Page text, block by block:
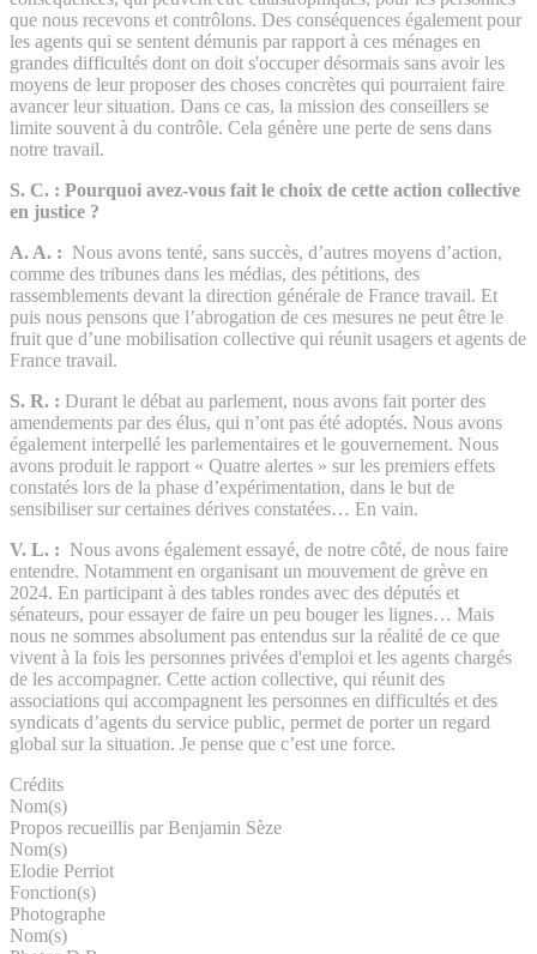
que nous recevons et contrôlons. Des conséquences également pour
les agents qui se sentent démunis par rapport à ces ménages en
grandes difficultés dont on doit s'occuper désormais sans avoir les
moyens de leur proposer des choses concrètes qui pourraient faire
avancer leur situation. Dans ce cas, la mission des conseillers se
limite souvent à du contrôle. Cela génère une perte de sens dans
notre travail.
S. C. : Pourquoi avez-vous fait le choix de cette action collective
en justice ?
A. A. : Nous avons tenté, sans succès, d’autres moyens d’action,
comme des tribunes dans les médias, des pétitions, des
rassemblements devant la direction générale de France travail. Et
puis nous pensons que l’abrogation de ces mesures ne peut être le
fruit que d’une mobilisation collective qui réunit usagers et agents de
France travail.
S. R. : Durant le débat au parlement, nous avons fait porter des
amendements par des élus, qui n’ont pas été adoptés. Nous avons
également interpellé les parlementaires et le gouvernement. Nous
avons produit le rapport « Quatre alertes » sur les premiers effets
constatés lors de la phase d’expérimentation, dans le but de
sensibiliser sur certaines dérives constatées… En vain.
V. L. : Nous avons également essayé, de notre côté, de nous faire
entendre. Notamment en organisant un mouvement de grève en
2024. En participant à des tables rondes avec des députés et
sénateurs, pour essayer de faire un peu bouger les lignes… Mais
nous ne sommes absolument pas entendus sur la réalité de ce que
vivent à la fois les personnes privées d'emploi et les agents chargés
de les accompagner. Cette action collective, qui réunit des
associations qui accompagnent les personnes en difficultés et des
syndicats d’agents du service public, permet de porter un regard
global sur la situation. Je pense que c’est une force.
Crédits
Nom(s)
Propos recueillis par Benjamin Sèze
Nom(s)
Elodie Perriot
Fonction(s)
Photographe
Nom(s)